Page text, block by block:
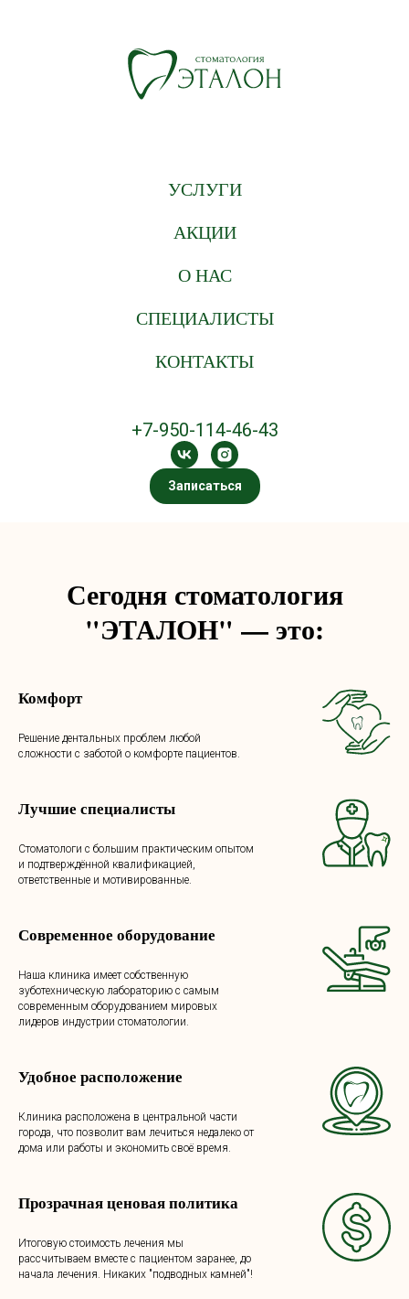
УСЛУГИ
АКЦИИ
О НАС
СПЕЦИАЛИСТЫ
КОНТАКТЫ
+7-950-114-46-43
Записаться
Сегодня стоматология
"ЭТАЛОН" — это:
Комфорт
Решение дентальных проблем любой
сложности с заботой о комфорте пациентов.
Лучшие специалисты
Стоматологи с большим практическим опытом
и подтверждённой квалификацией,
ответственные и мотивированные.
Современное оборудование
Наша клиника имеет собственную
зуботехническую лабораторию с самым
современным оборудованием мировых
лидеров индустрии стоматологии.
Удобное расположение
Клиника расположена в центральной части
города, что позволит вам лечиться недалеко от
дома или работы и экономить своё время.
Прозрачная ценовая политика
Итоговую стоимость лечения мы
рассчитываем вместе с пациентом заранее, до
начала лечения. Никаких "подводных камней"!